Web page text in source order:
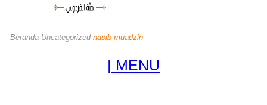
Beranda Uncategorized nasib muadzin
| MENU